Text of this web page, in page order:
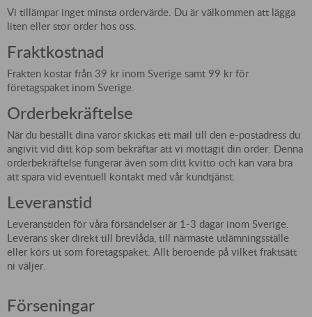
Vi tillämpar inget minsta ordervärde. Du är välkommen att lägga
liten eller stor order hos oss.
Fraktkostnad
Frakten kostar från 39 kr inom Sverige samt 99 kr för
företagspaket inom Sverige.
Orderbekräftelse
När du beställt dina varor skickas ett mail till den e-postadress du
angivit vid ditt köp som bekräftar att vi mottagit din order. Denna
orderbekräftelse fungerar även som ditt kvitto och kan vara bra
att spara vid eventuell kontakt med vår kundtjänst.
Leveranstid
Leveranstiden för våra försändelser är 1-3 dagar inom Sverige.
Leverans sker direkt till brevlåda, till närmaste utlämningsställe
eller körs ut som företagspaket. Allt beroende på vilket fraktsätt
ni väljer.
Förseningar